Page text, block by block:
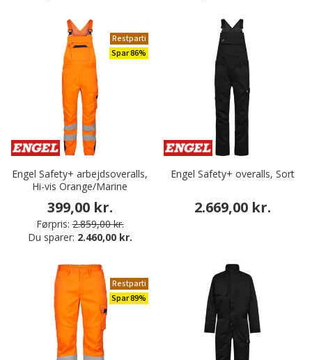
Restparti
Spar 86%
Engel Safety+ arbejdsoveralls,
Hi-vis Orange/Marine
399,00 kr.
Førpris: 2.859,00 kr.
Du sparer: 2.460,00 kr.
Engel Safety+ overalls, Sort
2.669,00 kr.
Restparti
Spar 89%